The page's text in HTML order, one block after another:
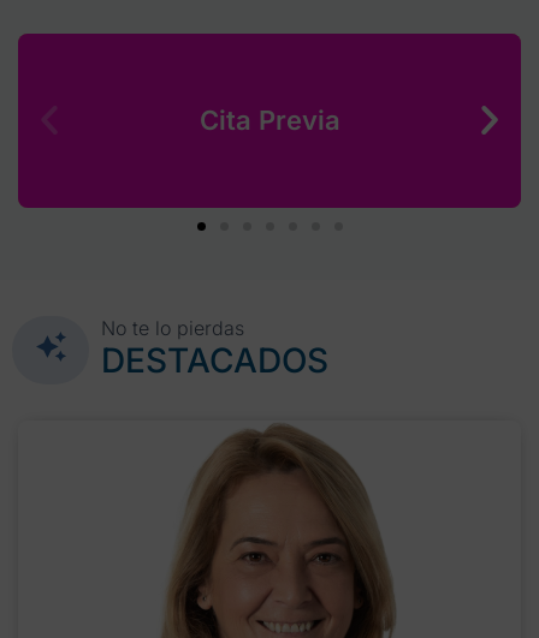
Cita Previa
No te lo pierdas
DESTACADOS